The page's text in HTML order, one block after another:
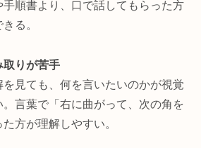
手順書より、口で話してもらった方
る。
取りが苦手
見ても、何を言いたいのかが視覚
言葉で「右に曲がって、次の角を
方が理解しやすい。